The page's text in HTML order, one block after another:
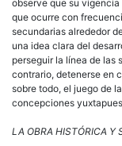
observe que su
que ocurre con
secundarias alrededor
una idea clara del
perseguir la línea de las
contrario, detenerse en
sobre todo, el juego de
concepciones
LA OBRA HISTÓRICA Y